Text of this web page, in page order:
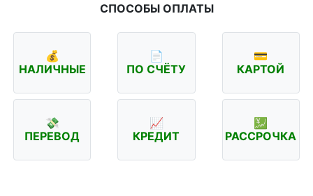
СПОСОБЫ ОПЛАТЫ
💰
НАЛИЧНЫЕ
📄
ПО СЧЁТУ
💳
КАРТОЙ
💸
ПЕРЕВОД
📈
КРЕДИТ
💹
РАССРОЧКА